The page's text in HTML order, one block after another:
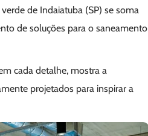
de Indaiatuba (SP) se soma
de soluções para o saneamento
cada detalhe, mostra a
projetados para inspirar a